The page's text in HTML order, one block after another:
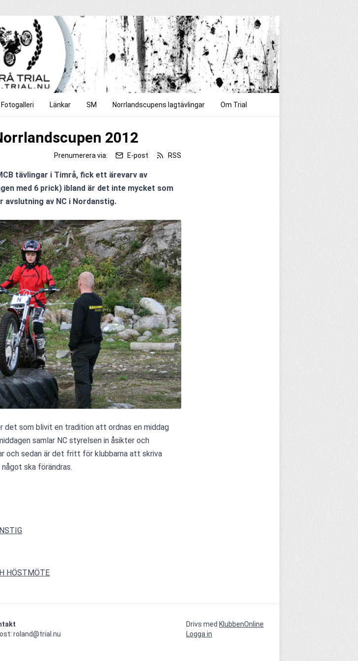
Fotogalleri Länkar SM Norrlandscupens lagtävlingar Om Trial
2012
Prenumerera via: E-post RSS
tävlingar i Timrå, fick ett ärevarv av
med 6 prick) ibland är det inte mycket som
avslutning av NC i Nordanstig.
det som blivit en tradition att ordnas en middag
samlar NC styrelsen in åsikter och
och sedan är det fritt för klubbarna att skriva
ska förändras.
HÖSTMÖTE
roland@trial.nu
Drivs med KlubbenOnline
Logga in